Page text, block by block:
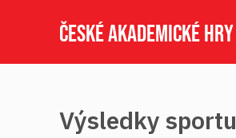
ČESKÉ AKADEMICKÉ
Výsledky sportu